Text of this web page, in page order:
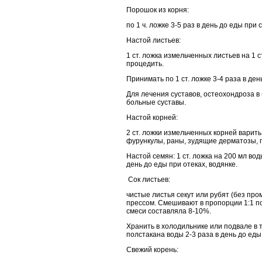
Порошок из корня:
по 1 ч. ложке 3-5 раз в день до еды
Настой листьев:
1 ст. ложка измельченных листьев на 1
процедить.
Принимать по 1 ст. ложке 3-4 раза в
Для лечения суставов, остеохондроза
больные суставы.
Настой корней:
2 ст. ложки измельченных корней
фурункулы, раны, зудящие дерматозы,
Настой семян: 1 ст. ложка на 200 мл
день до еды при отеках, водянке.
Сок листьев:
чистые листья секут или рубят (без
прессом. Смешивают в пропорции 1:1
смеси составляла 8-10%.
Хранить в холодильнике или подвале в
полстакана воды 2-3 раза в день до
Свежий корень: